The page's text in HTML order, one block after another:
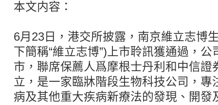
本文内容：
6月23日，港交所披露，南京維立志博
下簡稱“維立志博”)上市聆訊獲通過，
市，聯席保薦人爲摩根士丹利和中信證
立，是一家臨牀階段生物科技公司，專
病及其他重大疾病新療法的發現、開發